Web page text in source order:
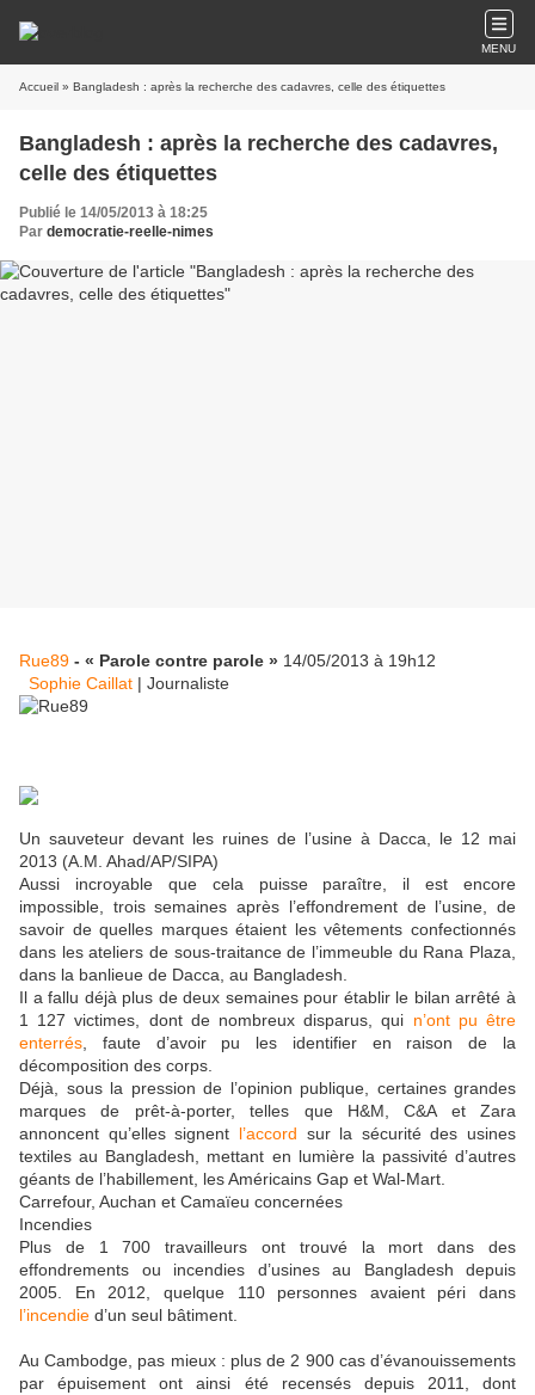
MENU
Accueil » Bangladesh : après la recherche des cadavres, celle des étiquettes
Bangladesh : après la recherche des cadavres,
celle des étiquettes
Publié le 14/05/2013 à 18:25
Par democratie-reelle-nimes
Rue89 - « Parole contre parole » 14/05/2013 à 19h12
Sophie Caillat | Journaliste
Un sauveteur devant les ruines de l’usine à Dacca, le 12 mai
2013 (A.M. Ahad/AP/SIPA)
Aussi incroyable que cela puisse paraître, il est encore
impossible, trois semaines après l’effondrement de l’usine, de
savoir de quelles marques étaient les vêtements confectionnés
dans les ateliers de sous-traitance de l’immeuble du Rana Plaza,
dans la banlieue de Dacca, au Bangladesh.
Il a fallu déjà plus de deux semaines pour établir le bilan arrêté à
1 127 victimes, dont de nombreux disparus, qui n’ont pu être
enterrés , faute d’avoir pu les identifier en raison de la
décomposition des corps.
Déjà, sous la pression de l’opinion publique, certaines grandes
marques de prêt-à-porter, telles que H&M, C&A et Zara
annoncent qu’elles signent l’accord sur la sécurité des usines
textiles au Bangladesh, mettant en lumière la passivité d’autres
géants de l’habillement, les Américains Gap et Wal-Mart.
Carrefour, Auchan et Camaïeu concernées
Incendies
Plus de 1 700 travailleurs ont trouvé la mort dans des
effondrements ou incendies d’usines au Bangladesh depuis
2005. En 2012, quelque 110 personnes avaient péri dans
l’incendie d’un seul bâtiment.
Au Cambodge, pas mieux : plus de 2 900 cas d’évanouissements
par épuisement ont ainsi été recensés depuis 2011, dont